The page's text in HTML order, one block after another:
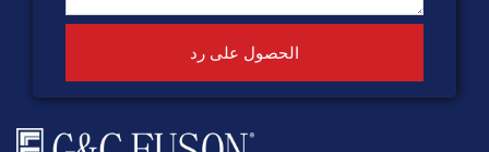
الحصول على رد